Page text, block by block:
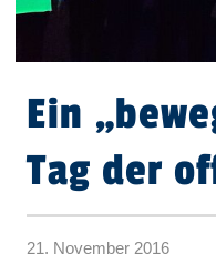
Ein
Tag der
21. November 2016